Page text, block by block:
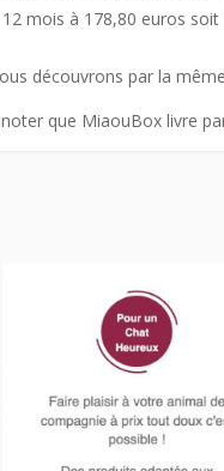
12 mois à 178,80 euros
découvrons par la
que MiaouBox livre